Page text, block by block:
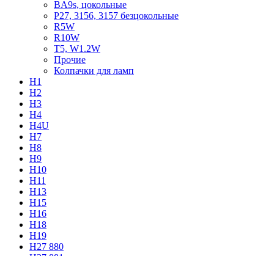
BA9s, цокольные
P27, 3156, 3157 безцокольные
R5W
R10W
T5, W1.2W
Прочие
Колпачки для ламп
H1
H2
H3
H4
H4U
H7
H8
H9
H10
H11
H13
H15
H16
H18
H19
H27 880